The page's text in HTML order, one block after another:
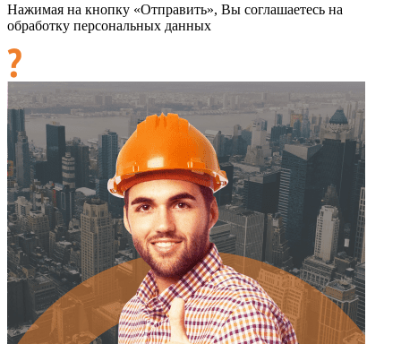
Нажимая на кнопку «Отправить», Вы соглашаетесь на
обработку персональных данных